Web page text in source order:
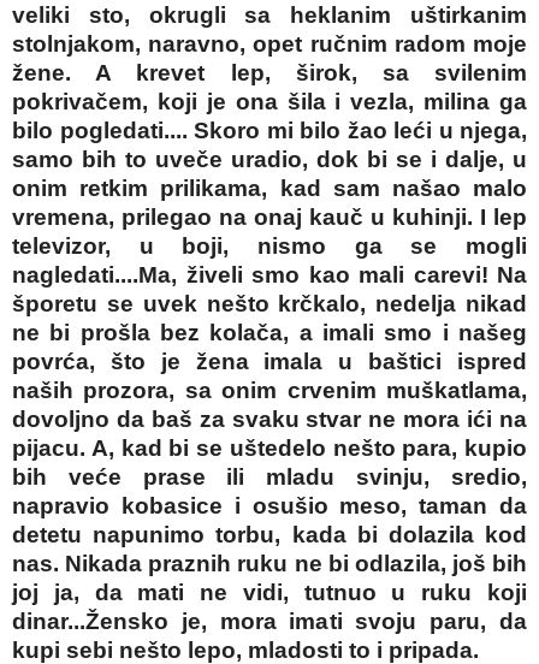
veliki sto, okrugli sa heklanim uštirkanim
stolnjakom, naravno, opet ručnim radom moje
žene. A krevet lep, širok, sa svilenim
pokrivačem, koji je ona šila i vezla, milina ga
bilo pogledati.... Skoro mi bilo žao leći u njega,
samo bih to uveče uradio, dok bi se i dalje, u
onim retkim prilikama, kad sam našao malo
vremena, prilegao na onaj kauč u kuhinji. I lep
televizor, u boji, nismo ga se mogli
nagledati....Ma, živeli smo kao mali carevi! Na
šporetu se uvek nešto krčkalo, nedelja nikad
ne bi prošla bez kolača, a imali smo i našeg
povrća, što je žena imala u baštici ispred
naših prozora, sa onim crvenim muškatlama,
dovoljno da baš za svaku stvar ne mora ići na
pijacu. A, kad bi se uštedelo nešto para, kupio
bih veće prase ili mladu svinju, sredio,
napravio kobasice i osušio meso, taman da
detetu napunimo torbu, kada bi dolazila kod
nas. Nikada praznih ruku ne bi odlazila, još bih
joj ja, da mati ne vidi, tutnuo u ruku koji
dinar...Žensko je, mora imati svoju paru, da
kupi sebi nešto lepo, mladosti to i pripada.